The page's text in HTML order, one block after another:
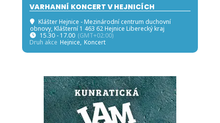
VARHANNÍ KONCERT V HEJNICÍCH
Klášter Hejnice - Mezinárodní centrum duchovní
obnovy, Klášterní 1 463 62 Hejnice Liberecký kraj
15.30 - 17.00 (GMT+02:00)
Druh akce Hejnice, Koncert